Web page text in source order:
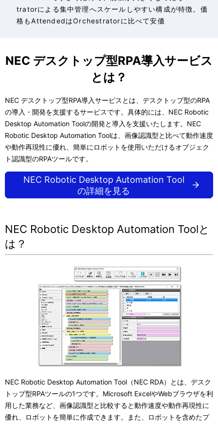
tratorによる集中管理へスケールしやすい構成が特徴。価
格もAttendedはOrchestratorに比べて安価
NEC デスクトップ型RPA導入サービス
とは？
NEC デスクトップ型RPA導入サービスとは、デスクトップ型のRPA
の導入・開発を支援するサービスです。具体的には、NEC Robotic
Desktop Automation Toolの開発と導入を支援いたします。NEC
Robotic Desktop Automation Toolは、画像認識型と比べて動作速度
や動作再現性に優れ、簡単にロボットを使用いただけるオブジェク
ト認識型のRPAツールです。
NEC Robotic Desktop Automation Tool
の詳細を見る
NEC Robotic Desktop Automation Toolと
は？
NEC Robotic Desktop Automation Tool（NEC RDA）とは、デスク
トップ型RPAツールの1つです。Microsoft ExcelやWebブラウザを利
用した業務など、画像認識型と比較すると動作速度や動作再現性に
優れ、ロボットを簡単に作成できます。また、ロボットを含めたプ